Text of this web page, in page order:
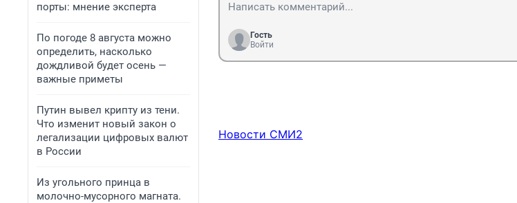
порты: мнение эксперта
По погоде 8 августа можно
определить, насколько
дождливой будет осень —
важные приметы
Путин вывел крипту из тени.
Что изменит новый закон о
легализации цифровых валют
в России
Из угольного принца в
молочно-мусорного магната.
Гость
Войти
Новости СМИ2